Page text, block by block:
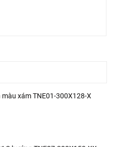
xám TNE01-300X128-X